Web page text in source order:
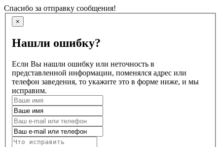
Спасибо за отправку сообщения!
×
Нашли ошибку?
Если Вы нашли ошибку или неточность в
представленной информации, поменялся адрес или
телефон заведения, то укажите это в форме ниже, и мы
исправим.